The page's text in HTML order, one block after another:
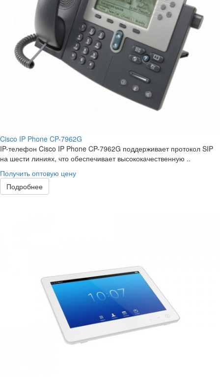
Cisco IP Phone CP-7962G
IP-телефон Cisco IP Phone CP-7962G поддерживает протокол SIP
на шести линиях, что обеспечивает высококачественную ..
Получить оптовую цену
Подробнее